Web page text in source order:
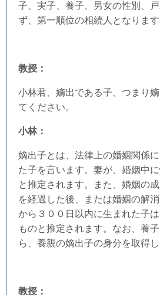
子、実子、養子、男女の性別、
ず、第一順位の相続人となります
教授：
小林君、嫡出である子、つまり
てください。
小林：
嫡出子とは、法律上の婚姻関係
た子を言います。妻が、婚姻中
と推定されます。また、婚姻の
を経過した後、または婚姻の解
から３００日以内に生まれた子
ものと推定されます。なお、養
ら、養親の嫡出子の身分を取得し
教授：